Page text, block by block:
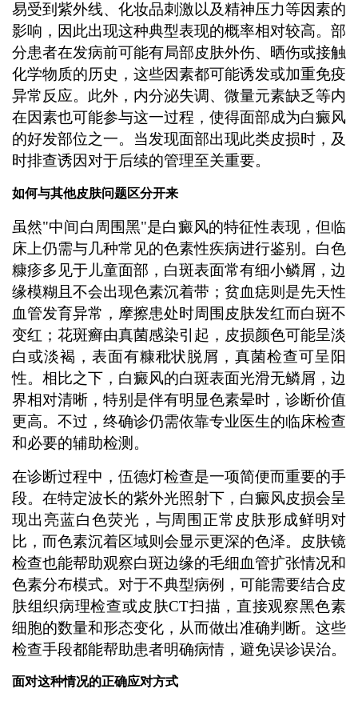
易受到紫外线、化妆品刺激以及精神压力等因素的
影响，因此出现这种典型表现的概率相对较高。部
分患者在发病前可能有局部皮肤外伤、晒伤或接触
化学物质的历史，这些因素都可能诱发或加重免疫
异常反应。此外，内分泌失调、微量元素缺乏等内
在因素也可能参与这一过程，使得面部成为白癜风
的好发部位之一。当发现面部出现此类皮损时，及
时排查诱因对于后续的管理至关重要。
如何与其他皮肤问题区分开来
虽然"中间白周围黑"是白癜风的特征性表现，但临
床上仍需与几种常见的色素性疾病进行鉴别。白色
糠疹多见于儿童面部，白斑表面常有细小鳞屑，边
缘模糊且不会出现色素沉着带；贫血痣则是先天性
血管发育异常，摩擦患处时周围皮肤发红而白斑不
变红；花斑癣由真菌感染引起，皮损颜色可能呈淡
白或淡褐，表面有糠秕状脱屑，真菌检查可呈阳
性。相比之下，白癜风的白斑表面光滑无鳞屑，边
界相对清晰，特别是伴有明显色素晕时，诊断价值
更高。不过，终确诊仍需依靠专业医生的临床检查
和必要的辅助检测。
在诊断过程中，伍德灯检查是一项简便而重要的手
段。在特定波长的紫外光照射下，白癜风皮损会呈
现出亮蓝白色荧光，与周围正常皮肤形成鲜明对
比，而色素沉着区域则会显示更深的色泽。皮肤镜
检查也能帮助观察白斑边缘的毛细血管扩张情况和
色素分布模式。对于不典型病例，可能需要结合皮
肤组织病理检查或皮肤CT扫描，直接观察黑色素
细胞的数量和形态变化，从而做出准确判断。这些
检查手段都能帮助患者明确病情，避免误诊误治。
面对这种情况的正确应对方式